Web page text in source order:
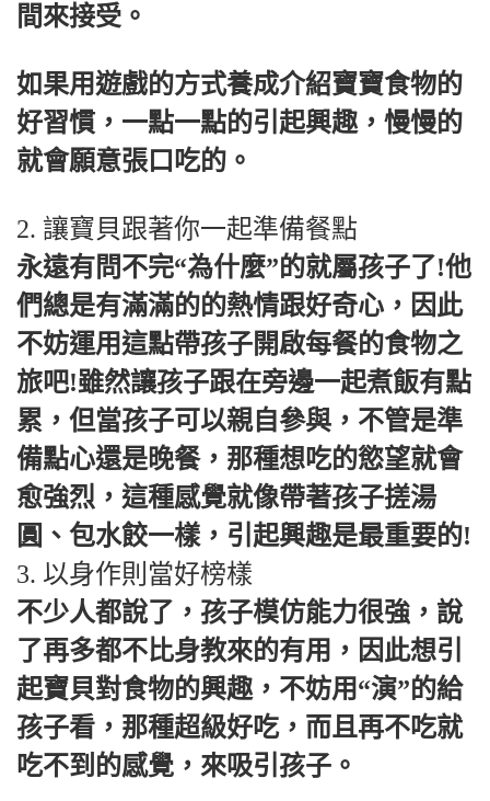
間來接受。
如果用遊戲的方式養成介紹寶寶食物的
好習慣，一點一點的引起興趣，慢慢的
就會願意張口吃的。
2. 讓寶貝跟著你一起準備餐點
永遠有問不完“為什麼”的就屬孩子了!他
們總是有滿滿的的熱情跟好奇心，因此
不妨運用這點帶孩子開啟每餐的食物之
旅吧!雖然讓孩子跟在旁邊一起煮飯有點
累，但當孩子可以親自參與，不管是準
備點心還是晚餐，那種想吃的慾望就會
愈強烈，這種感覺就像帶著孩子搓湯
圓、包水餃一樣，引起興趣是最重要的!
3. 以身作則當好榜樣
不少人都說了，孩子模仿能力很強，說
了再多都不比身教來的有用，因此想引
起寶貝對食物的興趣，不妨用“演”的給
孩子看，那種超級好吃，而且再不吃就
吃不到的感覺，來吸引孩子。